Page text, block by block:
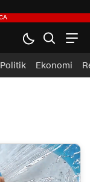
Politik Ekonomi